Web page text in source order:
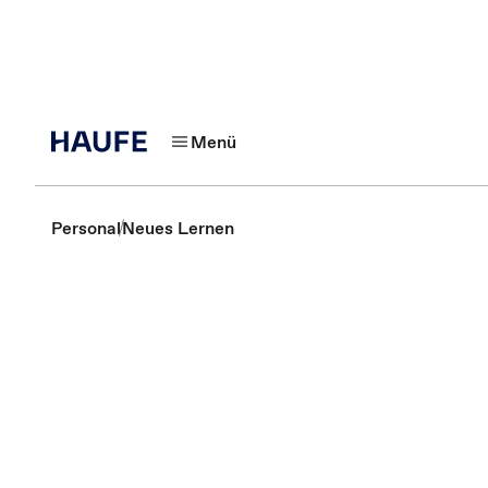
Menü
PersonalNeues Lernen